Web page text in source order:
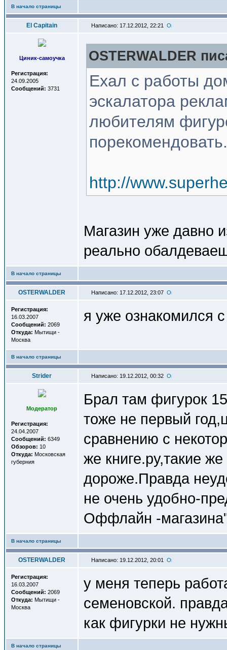
В начало страницы
El Capitain Написано: 17.12.2012, 22:21
Циник-самоучка
Регистрация:
24.09.2005
Сообщений: 3731
OSTERWALDER
Ехал с работы
эскалатора
любителям
http://
Магазин уже давно
реально
В начало страницы
OSTERWALDER Написано: 17.12.2012, 23:07
Регистрация:
16.03.2007
Сообщений: 2069
Откуда: Мытищи -
Москва
я уже ознакомился
В начало страницы
Strider Написано: 19.12.2012, 00:32
Модератор
Регистрация:
24.04.2007
Сообщений: 6349
Обзоров: 10
Откуда: Московская
губерния
Брал там фигурок
тоже не первый
сравнению с
же книге.ру,такие
дороже.Правда
не очень удобно-
Оффлайн -
В начало страницы
OSTERWALDER Написано: 19.12.2012, 20:01
Регистрация:
16.03.2007
Сообщений: 2069
Откуда: Мытищи -
Москва
у меня теперь
семеновской.
как фигурки не
В начало страницы